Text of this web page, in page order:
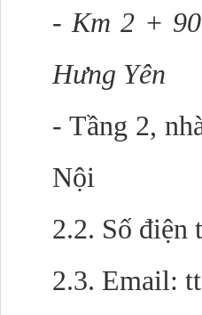
- Km 2 +
Hưng Yên
- Tầng 2,
Nội
2.2. Số điện
2.3. Email: